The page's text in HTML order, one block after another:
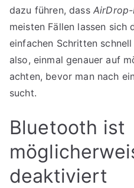
dazu führen, dass
meisten Fällen lassen sich
einfachen Schritten
also, einmal genauer auf
achten, bevor man nach
sucht.
Bluetooth ist
deaktiviert